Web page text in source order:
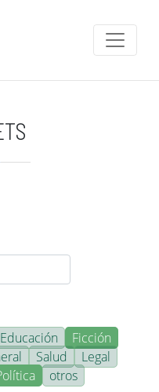
Educación
Ficción
Salud
Legal
otros